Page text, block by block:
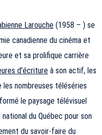
Larouche (1958 – ) se
canadienne du cinéma et
et sa prolifique carrière
d’écriture à son actif, les
les nombreuses téléséries
le paysage télévisuel
national du Québec pour son
du savoir-faire du